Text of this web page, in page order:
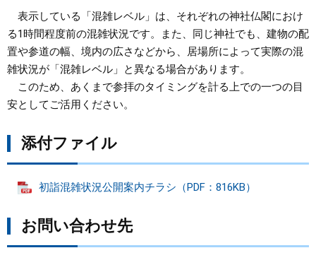
表示している「混雑レベル」は、それぞれの神社仏閣におけ
る1時間程度前の混雑状況です。また、同じ神社でも、建物の配
置や参道の幅、境内の広さなどから、居場所によって実際の混
雑状況が「混雑レベル」と異なる場合があります。
このため、あくまで参拝のタイミングを計る上での一つの目
安としてご活用ください。
添付ファイル
初詣混雑状況公開案内チラシ（PDF：816KB）
お問い合わせ先